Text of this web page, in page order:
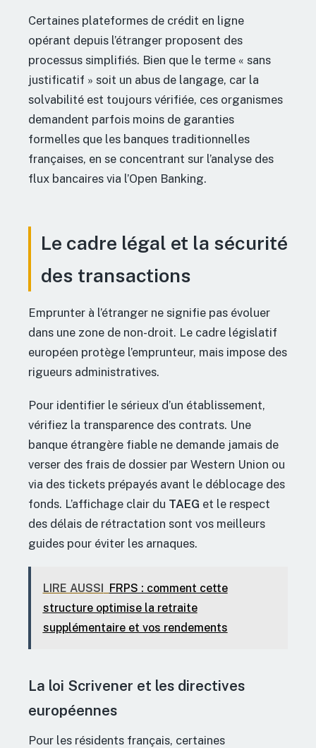
Certaines plateformes de crédit en ligne
opérant depuis l’étranger proposent des
processus simplifiés. Bien que le terme « sans
justificatif » soit un abus de langage, car la
solvabilité est toujours vérifiée, ces organismes
demandent parfois moins de garanties
formelles que les banques traditionnelles
françaises, en se concentrant sur l’analyse des
flux bancaires via l’Open Banking.
Le cadre légal et la sécurité
des transactions
Emprunter à l’étranger ne signifie pas évoluer
dans une zone de non-droit. Le cadre législatif
européen protège l’emprunteur, mais impose des
rigueurs administratives.
Pour identifier le sérieux d’un établissement,
vérifiez la transparence des contrats. Une
banque étrangère fiable ne demande jamais de
verser des frais de dossier par Western Union ou
via des tickets prépayés avant le déblocage des
fonds. L’affichage clair du TAEG et le respect
des délais de rétractation sont vos meilleurs
guides pour éviter les arnaques.
LIRE AUSSI
FRPS : comment cette
structure optimise la retraite
supplémentaire et vos rendements
La loi Scrivener et les directives
européennes
Pour les résidents français, certaines